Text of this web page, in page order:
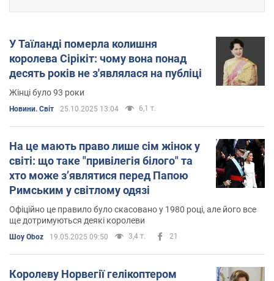
У Таїланді померла колишня
королева Сірікіт: чому вона понад
десять років не з'являлася на публіці
Жінці було 93 роки
Новини. Світ 25.10.2025 13:04 6,1 т.
На це мають право лише сім жінок у
світі: що таке "привілегія білого" та
хто може зʼявлятися перед Папою
Римським у світлому одязі
Офіційно це правило було скасовано у 1980 році, але його все
ще дотримуються деякі королеви
Шоу Oboz 19.05.2025 09:50 3,4 т. 21
Королеву Норвегії гелікоптером